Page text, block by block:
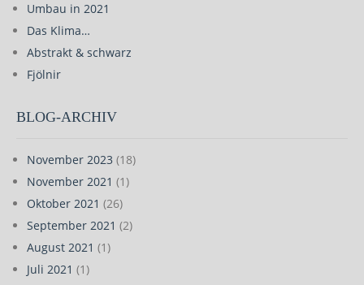
Umbau in 2021
Das Klima…
Abstrakt & schwarz
Fjölnir
BLOG-ARCHIV
November 2023 (18)
November 2021 (1)
Oktober 2021 (26)
September 2021 (2)
August 2021 (1)
Juli 2021 (1)